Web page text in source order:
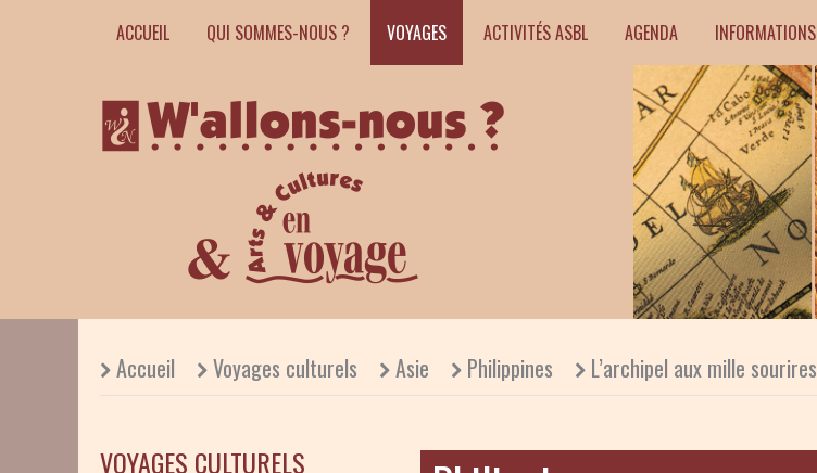
ACCUEIL QUI SOMMES-NOUS ? VOYAGES ACTIVITÉS ASBL AGENDA INFORMATIONS
Accueil Voyages culturels Asie Philippines L’archipel aux mille sourires
VOYAGES CULTURELS